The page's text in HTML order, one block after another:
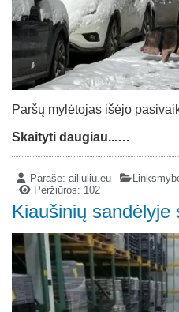
Paršų mylėtojas išėjo
Skaityti daugiau...…
Parašė:ailiuliu.eu
Peržiūros: 102
Kiaušinių sandėlyje